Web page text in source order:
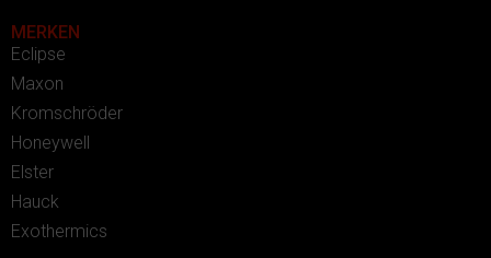
MERKEN
Eclipse
Maxon
Kromschröder
Honeywell
Elster
Hauck
Exothermics